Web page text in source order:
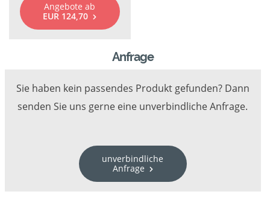
Angebote ab
EUR 124,70
Anfrage
Sie haben kein passendes Produkt gefunden? Dann
senden Sie uns gerne eine unverbindliche Anfrage.
unverbindliche
Anfrage